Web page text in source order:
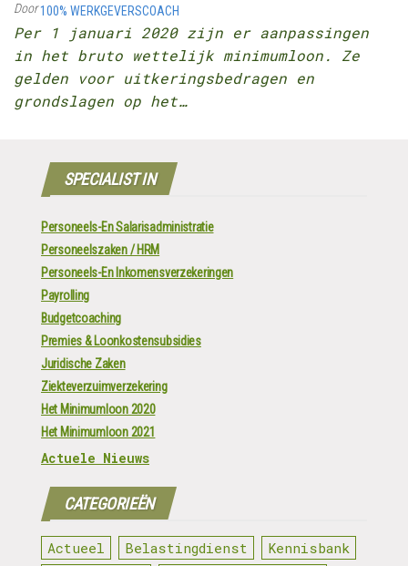
Door100% WERKGEVERSCOACH
Per 1 januari 2020 zijn er aanpassingen
in het bruto wettelijk minimumloon. Ze
gelden voor uitkeringsbedragen en
grondslagen op het…
SPECIALIST IN
Personeels-En Salarisadministratie
Personeelszaken / HRM
Personeels-En Inkomensverzekeringen
Payrolling
Budgetcoaching
Premies & Loonkostensubsidies
Juridische Zaken
Ziekteverzuimverzekering
Het Minimumloon 2020
Het Minimumloon 2021
Actuele Nieuws
CATEGORIEËN
Actueel Belastingdienst
Kennisbank